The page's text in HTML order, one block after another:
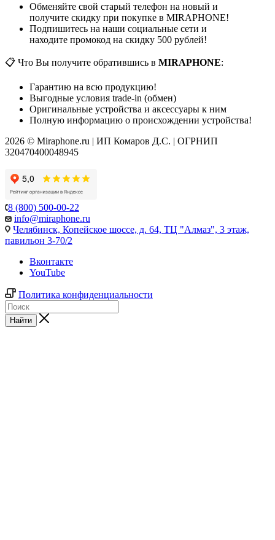
Обменяйте свой старый телефон на новый и
получите скидку при покупке в MIRAPHONE!
Подпишитесь на наши социальные сети и
находите промокод на скидку 500 рублей!
📋 Что Вы получите обратившись в MIRAPHONE:
Гарантию на всю продукцию!
Выгодные условия trade-in (обмен)
Оригинальные устройства и аксессуары к ним
Полную информацию о происхождении устройства!
2026 © Miraphone.ru | ИП Комаров Д.С. | ОГРНИП
320470400048945
8 (800) 500-00-22
info@miraphone.ru
Челябинск, Копейское шоссе, д. 64, ТЦ "Алмаз", 3 этаж,
павильон 3-70/2
Вконтакте
YouTube
Политика конфиденциальности
Найти